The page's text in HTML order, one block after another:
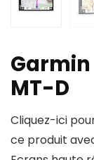
Garmin
MT-D
Cliquez-ici
ce produit